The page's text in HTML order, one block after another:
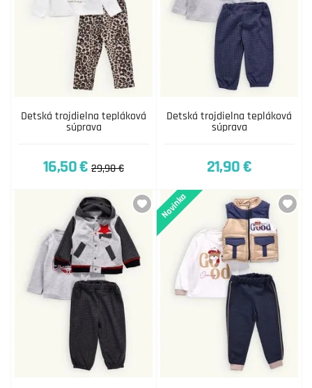
Detská trojdielna tepláková
súprava
16,50 € 29,90 €
Detská trojdielna tepláková
súprava
21,90 €
Novinka